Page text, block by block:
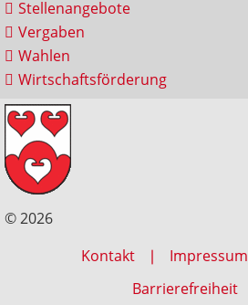
Stellenangebote
Vergaben
Wahlen
Wirtschaftsförderung
© 2026
Kontakt
Impressum
Barrierefreiheit